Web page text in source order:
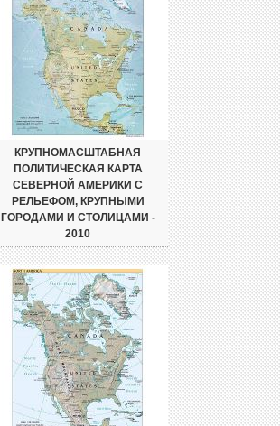
КРУПНОМАСШТАБНАЯ
ПОЛИТИЧЕСКАЯ КАРТА
СЕВЕРНОЙ АМЕРИКИ С
РЕЛЬЕФОМ, КРУПНЫМИ
ГОРОДАМИ И СТОЛИЦАМИ -
2010